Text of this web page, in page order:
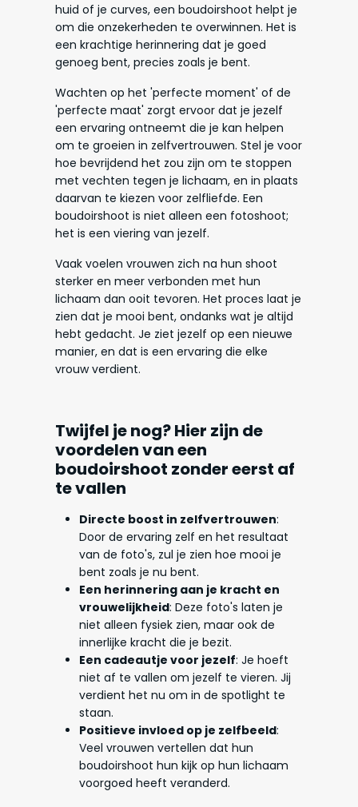
huid of je curves, een boudoirshoot helpt je
om die onzekerheden te overwinnen. Het is
een krachtige herinnering dat je goed
genoeg bent, precies zoals je bent.
Wachten op het 'perfecte moment' of de
'perfecte maat' zorgt ervoor dat je jezelf
een ervaring ontneemt die je kan helpen
om te groeien in zelfvertrouwen. Stel je voor
hoe bevrijdend het zou zijn om te stoppen
met vechten tegen je lichaam, en in plaats
daarvan te kiezen voor zelfliefde. Een
boudoirshoot is niet alleen een fotoshoot;
het is een viering van jezelf.
Vaak voelen vrouwen zich na hun shoot
sterker en meer verbonden met hun
lichaam dan ooit tevoren. Het proces laat je
zien dat je mooi bent, ondanks wat je altijd
hebt gedacht. Je ziet jezelf op een nieuwe
manier, en dat is een ervaring die elke
vrouw verdient.
Twijfel je nog? Hier zijn de
voordelen van een
boudoirshoot zonder eerst af
te vallen
Directe boost in zelfvertrouwen:
Door de ervaring zelf en het resultaat
van de foto's, zul je zien hoe mooi je
bent zoals je nu bent.
Een herinnering aan je kracht en
vrouwelijkheid: Deze foto's laten je
niet alleen fysiek zien, maar ook de
innerlijke kracht die je bezit.
Een cadeautje voor jezelf: Je hoeft
niet af te vallen om jezelf te vieren. Jij
verdient het nu om in de spotlight te
staan.
Positieve invloed op je zelfbeeld:
Veel vrouwen vertellen dat hun
boudoirshoot hun kijk op hun lichaam
voorgoed heeft veranderd.